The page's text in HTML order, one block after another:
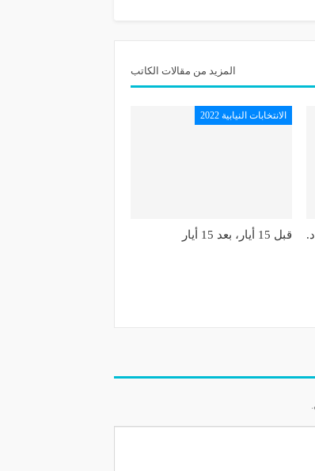
المزيد من مقالات الكاتب
د.
الانتخابات النيابية 2022
قبل 15 أيار، بعد 15 أيار